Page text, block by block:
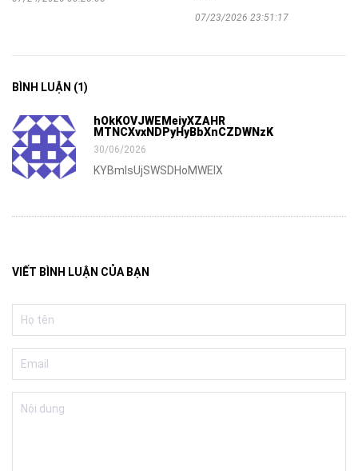
07/23/2026 23:51:17
BÌNH LUẬN (1)
hOkKOVJWEMeiyXZAHR
MTNCXvxNDPyHyBbXnCZDWNzK
30/06/2026
KYBmlsUjSWSDHoMWElX
VIẾT BÌNH LUẬN CỦA BẠN